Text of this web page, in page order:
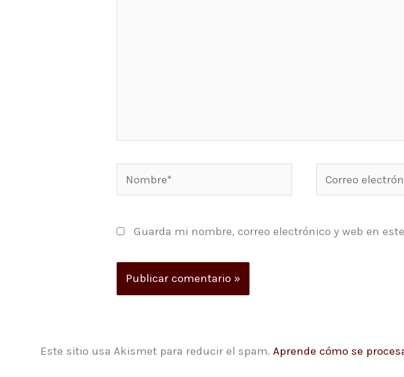
Nombre*
Correo
electrónico*
Guarda mi nombre, correo electrónico y web en
Este sitio usa Akismet para reducir el spam. Aprende cómo se